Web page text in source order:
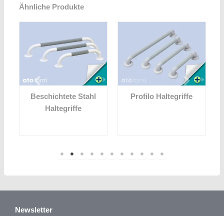
Ähnliche Produkte
Beschichtete Stahl
Haltegriffe
Profilo Haltegriffe
Newsletter